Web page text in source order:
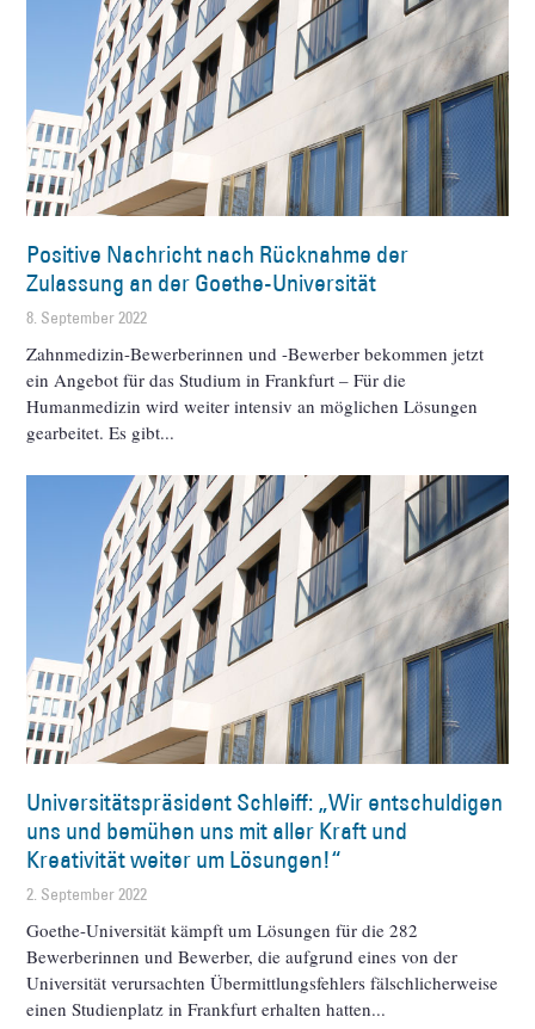
Positive Nachricht nach Rücknahme der
Zulassung an der Goethe-Universität
8. September 2022
Zahnmedizin-Bewerberinnen und -Bewerber bekommen jetzt
ein Angebot für das Studium in Frankfurt – Für die
Humanmedizin wird weiter intensiv an möglichen Lösungen
gearbeitet. Es gibt
Universitätspräsident Schleiff: „Wir entschuldigen
uns und bemühen uns mit aller Kraft und
Kreativität weiter um Lösungen!“
2. September 2022
Goethe-Universität kämpft um Lösungen für die 282
Bewerberinnen und Bewerber, die aufgrund eines von der
Universität verursachten Übermittlungsfehlers fälschlicherweise
einen Studienplatz in Frankfurt erhalten hatten